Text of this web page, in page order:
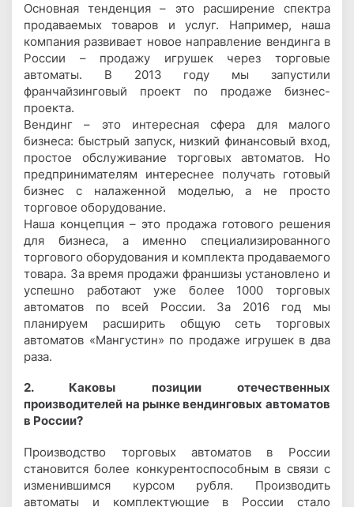
Основная тенденция – это расширение спектра
продаваемых товаров и услуг. Например, наша
компания развивает новое направление вендинга в
России – продажу игрушек через торговые
автоматы. В 2013 году мы запустили
франчайзинговый проект по продаже бизнес-
проекта.
Вендинг – это интересная сфера для малого
бизнеса: быстрый запуск, низкий финансовый вход,
простое обслуживание торговых автоматов. Но
предпринимателям интереснее получать готовый
бизнес с налаженной моделью, а не просто
торговое оборудование.
Наша концепция – это продажа готового решения
для бизнеса, а именно специализированного
торгового оборудования и комплекта продаваемого
товара. За время продажи франшизы установлено и
успешно работают уже более 1000 торговых
автоматов по всей России. За 2016 год мы
планируем расширить общую сеть торговых
автоматов «Мангустин» по продаже игрушек в два
раза.
2. Каковы позиции отечественных
производителей на рынке вендинговых автоматов
в России?
Производство торговых автоматов в России
становится более конкурентоспособным в связи с
изменившимся курсом рубля. Производить
автоматы и комплектующие в России стало